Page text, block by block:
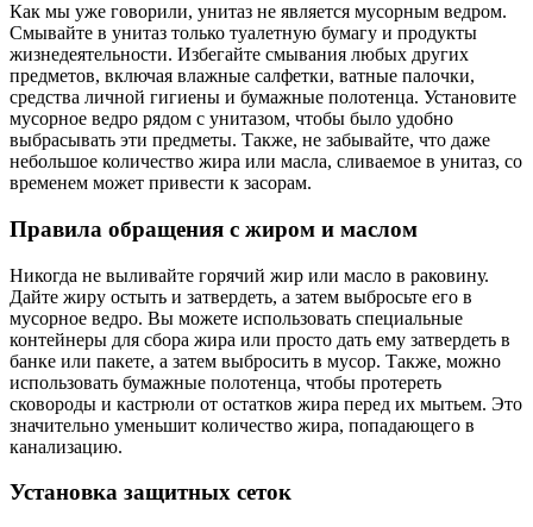
Как мы уже говорили, унитаз не является мусорным ведром.
Смывайте в унитаз только туалетную бумагу и продукты
жизнедеятельности. Избегайте смывания любых других
предметов, включая влажные салфетки, ватные палочки,
средства личной гигиены и бумажные полотенца. Установите
мусорное ведро рядом с унитазом, чтобы было удобно
выбрасывать эти предметы. Также, не забывайте, что даже
небольшое количество жира или масла, сливаемое в унитаз, со
временем может привести к засорам.
Правила обращения с жиром и маслом
Никогда не выливайте горячий жир или масло в раковину.
Дайте жиру остыть и затвердеть, а затем выбросьте его в
мусорное ведро. Вы можете использовать специальные
контейнеры для сбора жира или просто дать ему затвердеть в
банке или пакете, а затем выбросить в мусор. Также, можно
использовать бумажные полотенца, чтобы протереть
сковороды и кастрюли от остатков жира перед их мытьем. Это
значительно уменьшит количество жира, попадающего в
канализацию.
Установка защитных сеток